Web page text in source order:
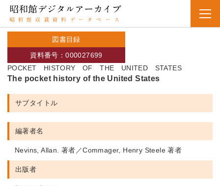
図書目録
POCKET HISTORY OF THE UNITED STATES
資料番号：000027699
The pocket history of the United States
サブタイトル
編著者名
Nevins, Allan. 著者／Commager, Henry Steele 著者
出版者